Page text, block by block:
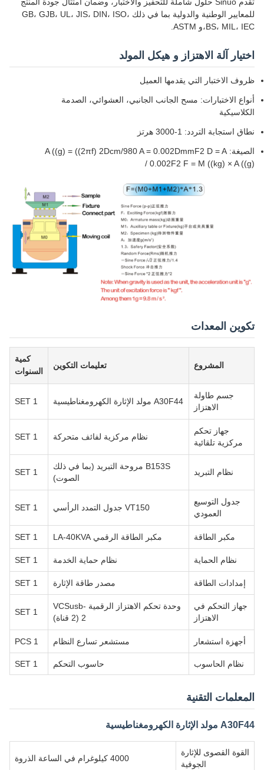
للمعايير الوطنية والدولية بما في ذلك GB، GJB، UL، JIS، DIN، ISO،
BS، MIL، IEC،و ASTM.
اختيار آلة الاهتزاز و هيكل المولد
ظروف الاختبار التي يقدمها العميل
أنواع الاختبارات: مسح الجانب الجانبي، العشوائي، الصدمة
الكلاسيكية
نطاق استجابة التردد: 1-3000 هرتز
الصيغة: A ((g) = ((2πf) 2Dcm/980 A = 0.002DmmF2 D = A
/ 0.002F2 F = M ((kg) × A ((g)
تكوين المعدات
المشروع تعليمات التكوين
كمية
السنوات
جسم طاولة
الاهتزاز
A30F44 مولد الإثارة الكهرومغناطيسية
جهاز تحكم
مركزية تلقائية
نظام مركزية لفائف متحركة
نظام التبريد
B153S مروحة التبريد (بما في ذلك
الصوت)
جدول التوسيع
العمودي
VT150 جدول التمدد الرأسي
مكبر الطاقة مكبر الطاقة الرقمي LA-40KVA
نظام الحماية نظام حماية الخدمة
إمدادات الطاقة مصدر طاقة الإثارة
جهاز التحكم في
الاهتزاز
وحدة تحكم الاهتزاز الرقمية VCSusb-
أجهزة استشعار مستشعر تسارع النظام
نظام الحاسوب حاسوب التحكم
المعلمات التقنية
A30F44 مولد الإثارة الكهرومغناطيسية
القوة القصوى للإثارة
الجوفية
4000 كيلوغرام في الساعة الذروة